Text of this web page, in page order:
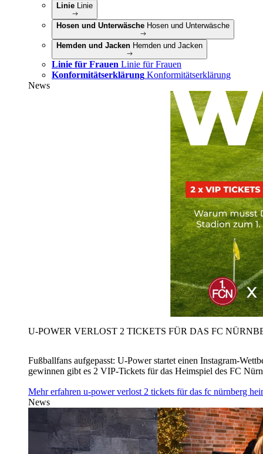
Linie Linie
Hosen und Unterwäsche Hosen und Unterwäsche
Hemden und Jacken Hemden und Jacken
Linie für Frauen Linie für Frauen
Konformitätserklärung Konformitätserklärung
News
U‑POWER VERLOST 2 TICKETS FÜR DAS FC
Fußballfans aufgepasst: U‑Power startet einen Instagram-
gewinnen gibt es 2 VIP-Tickets für das Heimspiel des FC
Mehr erfahren u‑power verlost 2 tickets für das fc nürnberg
News